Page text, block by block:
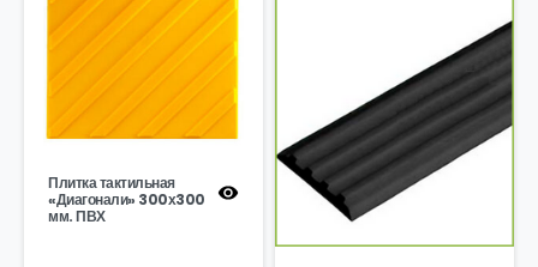
Плитка тактильная
«Диагонали» 300х300
мм. ПВХ